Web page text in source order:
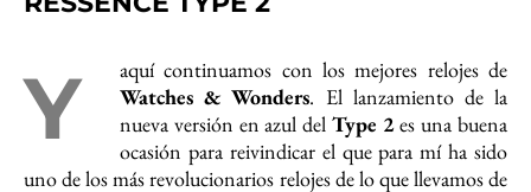
Y aquí continuamos con los mejores relojes de
Watches & Wonders. El lanzamiento de la
nueva versión en azul del Type 2es una buena
ocasión para reivindicar el que para mí ha sido
uno de los más revolucionarios relojes de lo que llevamos de